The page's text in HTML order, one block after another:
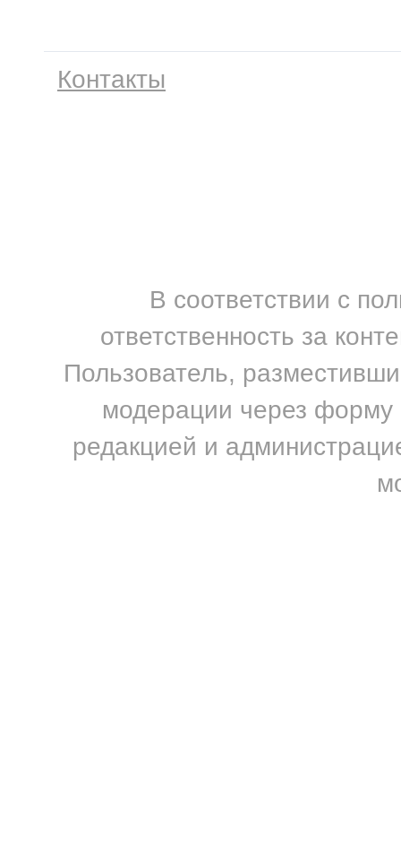
Контакты
В соответствии с
ответственность за
Пользователь,
модерации через форму
редакцией и